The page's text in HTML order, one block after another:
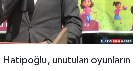
Hatipoğlu, unutulan oyunların